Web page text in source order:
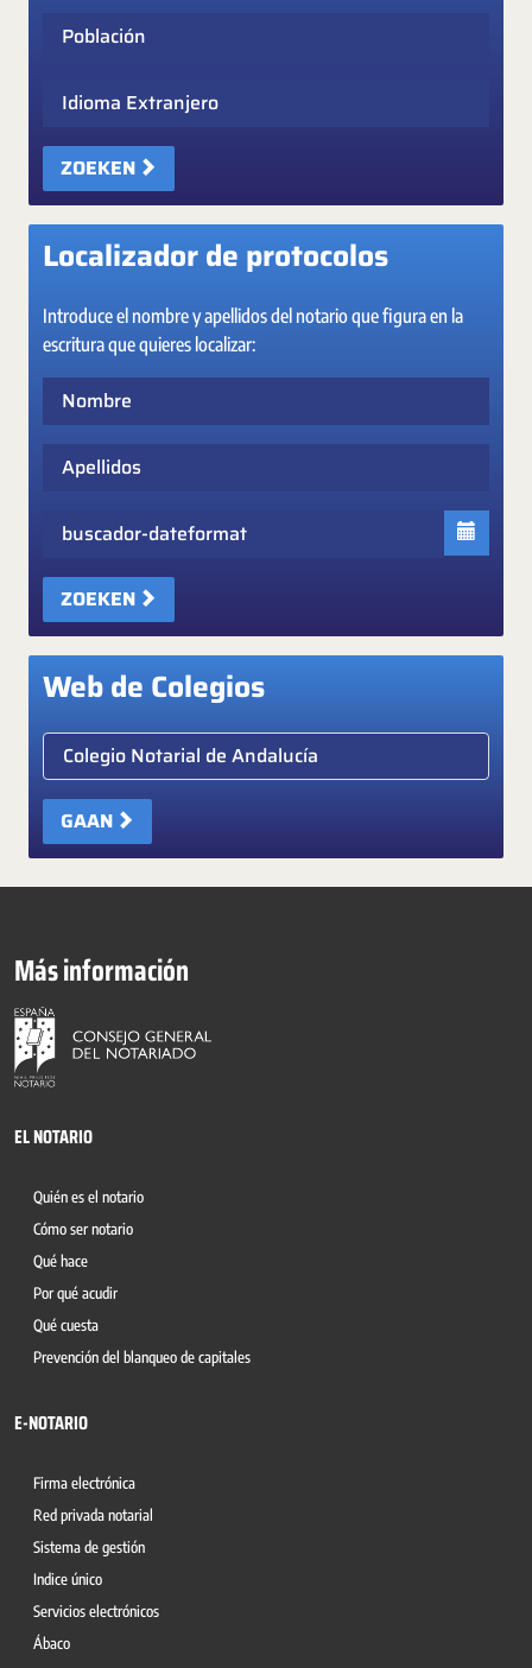
Población
Idioma Extranjero
ZOEKEN
Localizador de protocolos
Introduce el nombre y apellidos del notario que figura en la
escritura que quieres localizar:
Apellidos
Fecha
ZOEKEN
Web de Colegios
Elige colegio notarial
GAAN
Más información
EL NOTARIO
Quién es el notario
Cómo ser notario
Qué hace
Por qué acudir
Qué cuesta
Prevención del blanqueo de capitales
E-NOTARIO
Firma electrónica
Red privada notarial
Sistema de gestión
Indice único
Servicios electrónicos
Ábaco